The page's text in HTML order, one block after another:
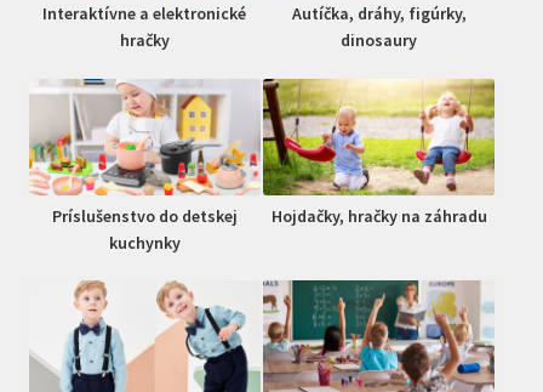
Interaktívne a elektronické
hračky
Autíčka, dráhy, figúrky,
dinosaury
Príslušenstvo do detskej
kuchynky
Hojdačky, hračky na záhradu